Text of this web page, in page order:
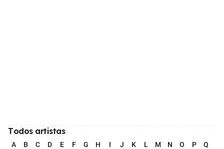
Todos artistas
A B C D E F G H I J K L M N O P Q